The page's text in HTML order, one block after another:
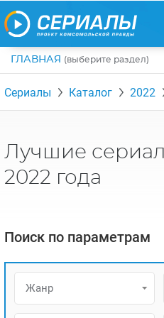
ГЛАВНАЯ (выберите раздел)
ПО ЖАНРАМ
КОМЕДИИ
УЖАСЫ
ФЭНТЕЗИ
ДЕТЕКТИВЫ
КРИМИНАЛ
ТУРЦИЯ
КАНАДА
РЕЦЕНЗИИ
НА ВЫХОДНЫЕ
АЗИАТСКИЕ СЕРИАЛЫ
ИНТЕРВЬЮ
Сериалы Каталог 2022
Лучшие
2022 года
Поиск по параметрам
Жанр